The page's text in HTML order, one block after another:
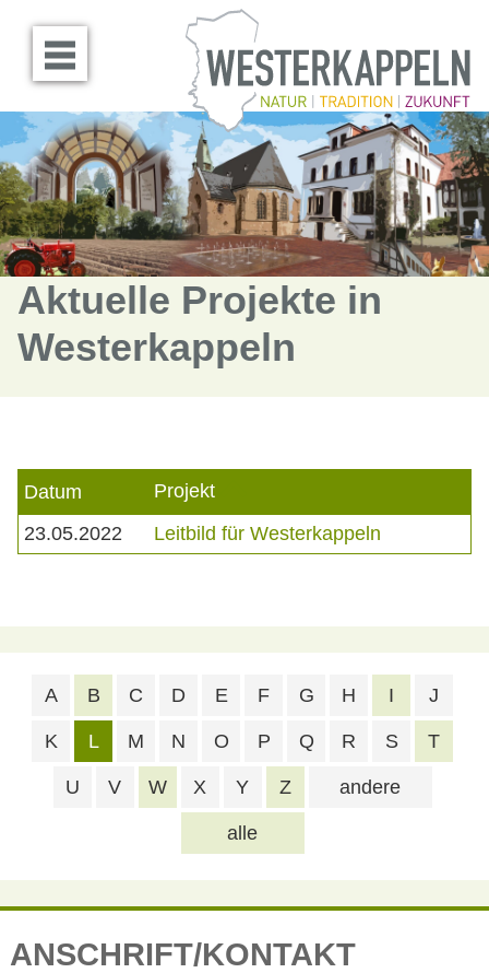
Menü öffnen
Aktuelle Projekte in
Westerkappeln
Datum
Projekt
23.05.2022
Leitbild für Westerkappeln
alle
A B C D E F G H I J
K L M N O P Q R S T
U V W X Y Z andere
ANSCHRIFT/KONTAKT